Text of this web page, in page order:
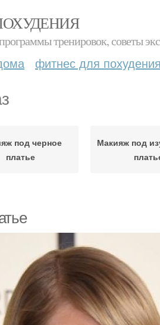
тренировок, советы
фитнес для похудения
под черное
платье
Макияж под